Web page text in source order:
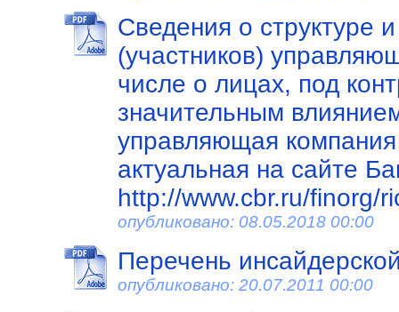
Сведения о структуре
(участников)
числе о лицах, под
значительным
управляющая
актуальная на сайте
http://www.cbr.ru/finorg/
опубликовано: 08.05.2018 00:00
Перечень
опубликовано: 20.07.2011 00:00